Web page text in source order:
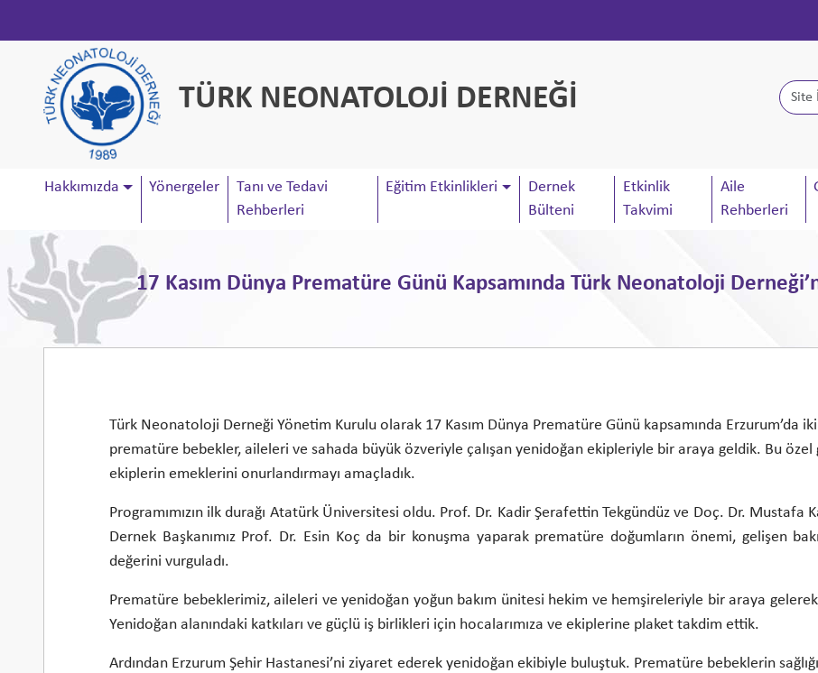
TÜRK NEONATOLOJİ DERNEĞİ
Hakkımızda Yönergeler
Tanı ve Tedavi
Rehberleri
Eğitim Etkinlikleri
Dernek
Bülteni
Etkinlik
Takvimi
Aile
Rehberleri
17 Kasım Dünya Prematüre Günü Kapsamında Türk Neonatoloji
Türk Neonatoloji Derneği Yönetim Kurulu olarak 17 Kasım Dünya Prematüre Günü kapsamında Erzurum’da
prematüre bebekler, aileleri ve sahada büyük özveriyle çalışan yenidoğan ekipleriyle bir araya geldik. Bu özel
ekiplerin emeklerini onurlandırmayı amaçladık.
Programımızın ilk durağı Atatürk Üniversitesi oldu. Prof. Dr. Kadir Şerafettin Tekgündüz ve Doç. Dr. Mustafa
Dernek Başkanımız Prof. Dr. Esin Koç da bir konuşma yaparak prematüre doğumların önemi, gelişen
değerini vurguladı.
Prematüre bebeklerimiz, aileleri ve yenidoğan yoğun bakım ünitesi hekim ve hemşireleriyle bir araya
Yenidoğan alanındaki katkıları ve güçlü iş birlikleri için hocalarımıza ve ekiplerine plaket takdim ettik.
Ardından Erzurum Şehir Hastanesi’ni ziyaret ederek yenidoğan ekibiyle buluştuk. Prematüre bebeklerin